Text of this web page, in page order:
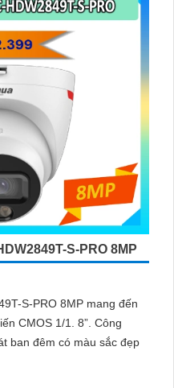
S-PRO 8MP
S-PRO 8MP mang đến
1/1. 8”. Công
ban đêm có màu sắc đẹp